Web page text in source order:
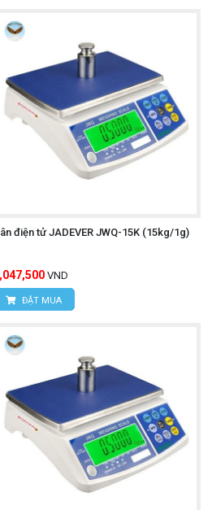
điện tử JADEVER JWQ-15K (15kg/1g)
VND
ĐẶT MUA